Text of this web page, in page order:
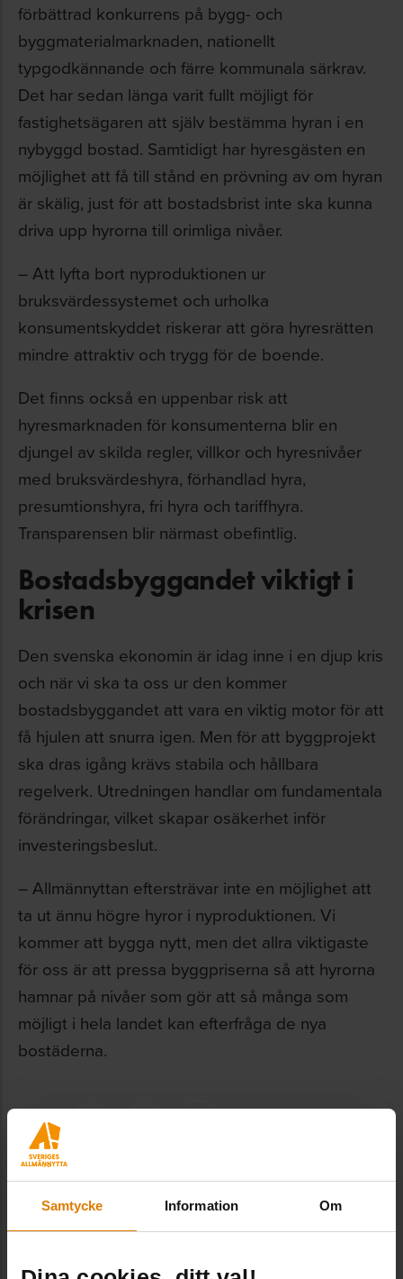
Samtycke Information Om
förbättrad konkurrens på bygg- och
byggmaterialmarknaden, nationellt
typgodkännande och färre kommunala särkrav.
Det har sedan länga varit fullt möjligt för
fastighetsägaren att själv bestämma hyran i en
nybyggd bostad. Samtidigt har hyresgästen en
möjlighet att få till stånd en prövning av om hyran
är skälig, just för att bostadsbrist inte ska kunna
driva upp hyrorna till orimliga nivåer.
– Att lyfta bort nyproduktionen ur
bruksvärdessystemet och urholka
konsumentskyddet riskerar att göra hyresrätten
mindre attraktiv och trygg för de boende.
Det finns också en uppenbar risk att
hyresmarknaden för konsumenterna blir en
djungel av skilda regler, villkor och hyresnivåer
med bruksvärdeshyra, förhandlad hyra,
presumtionshyra, fri hyra och tariffhyra.
Transparensen blir närmast obefintlig.
Bostadsbyggandet viktigt i
krisen
Den svenska ekonomin är idag inne i en djup kris
och när vi ska ta oss ur den kommer
bostadsbyggandet att vara en viktig motor för att
få hjulen att snurra igen. Men för att byggprojekt
ska dras igång krävs stabila och hållbara
regelverk. Utredningen handlar om fundamentala
förändringar, vilket skapar osäkerhet inför
investeringsbeslut.
– Allmännyttan eftersträvar inte en möjlighet att
ta ut ännu högre hyror i nyproduktionen. Vi
kommer att bygga nytt, men det allra viktigaste
för oss är att pressa byggpriserna så att hyrorna
hamnar på nivåer som gör att så många som
möjligt i hela landet kan efterfråga de nya
bostäderna.
Dela: